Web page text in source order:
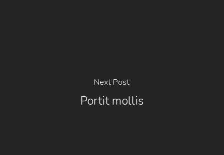
Next Post
Portit mollis